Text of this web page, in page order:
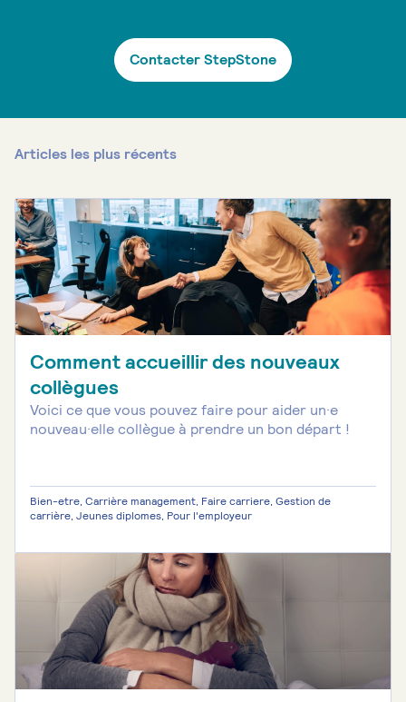
Contacter StepStone
Articles les plus récents
Comment accueillir des nouveaux
collègues
Voici ce que vous pouvez faire pour aider un·e
nouveau·elle collègue à prendre un bon départ !
Bien-etre, Carrière management, Faire carriere, Gestion de
carrière, Jeunes diplomes, Pour l'employeur